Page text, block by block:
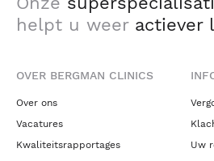
helpt u weer actiever
OVER BERGMAN CLINICS
Over ons
Vacatures
Kwaliteitsrapportages
Uw